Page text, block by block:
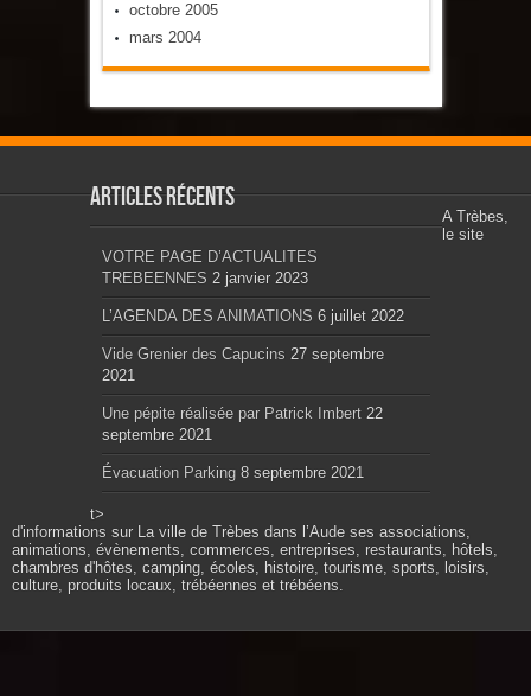
octobre 2005
mars 2004
Articles récents
VOTRE PAGE D’ACTUALITES
TREBEENNES 2 janvier 2023
L’AGENDA DES ANIMATIONS 6 juillet 2022
Vide Grenier des Capucins 27 septembre
2021
Une pépite réalisée par Patrick Imbert 22
septembre 2021
Évacuation Parking 8 septembre 2021
t>
A Trèbes,
le site
d'informations sur La ville de Trèbes dans l’Aude ses associations,
animations, évènements, commerces, entreprises, restaurants, hôtels,
chambres d'hôtes, camping, écoles, histoire, tourisme, sports, loisirs,
culture, produits locaux, trébéennes et trébéens.